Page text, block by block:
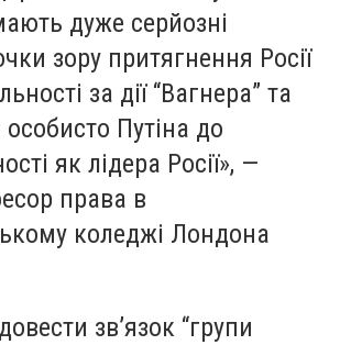
дуже серйозні
зору притягнення Росії
за дії “Вагнера” та
Путіна до
як лідера Росії», —
права в
коледжі Лондона
зв’язок “групи